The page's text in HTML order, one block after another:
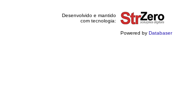
Desenvolvido e mantido
com tecnologia:
Powered by Databaser